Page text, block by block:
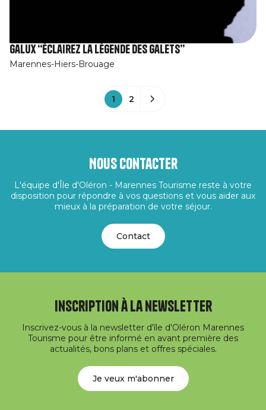
Galux “éclairez la légende des galets”
Marennes-Hiers-Brouage
1 2
Nous contacter
L'équipe d'Île d'Oléron - Marennes Tourisme reste à votre
disposition pour répondre à vos questions et vous aider aux
mieux à la préparation de votre séjour.
Contact
Inscription à la newsletter
Inscrivez-vous à la newsletter d'île d'Oléron Marennes
Tourisme pour être informé en avant première des
actualités, bons plans et offres spéciales.
Je veux m'abonner